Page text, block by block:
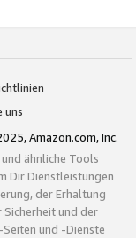
uns
Amazon.com, Inc.
ähnliche Tools
Dir Dienstleistungen
der Erhaltung
Sicherheit und der
und -Dienste